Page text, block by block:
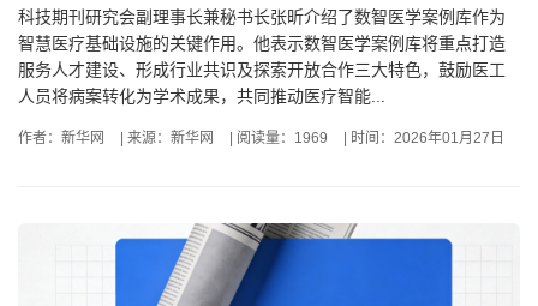
科技期刊研究会副理事长兼秘书长张昕介绍了数智医学案例库作为
智慧医疗基础设施的关键作用。他表示数智医学案例库将重点打造
服务人才建设、形成行业共识及探索开放合作三大特色，鼓励医工
人员将病案转化为学术成果，共同推动医疗智能...
作者：新华网 来源：新华网 阅读量：1969 时间：2026年01月27日